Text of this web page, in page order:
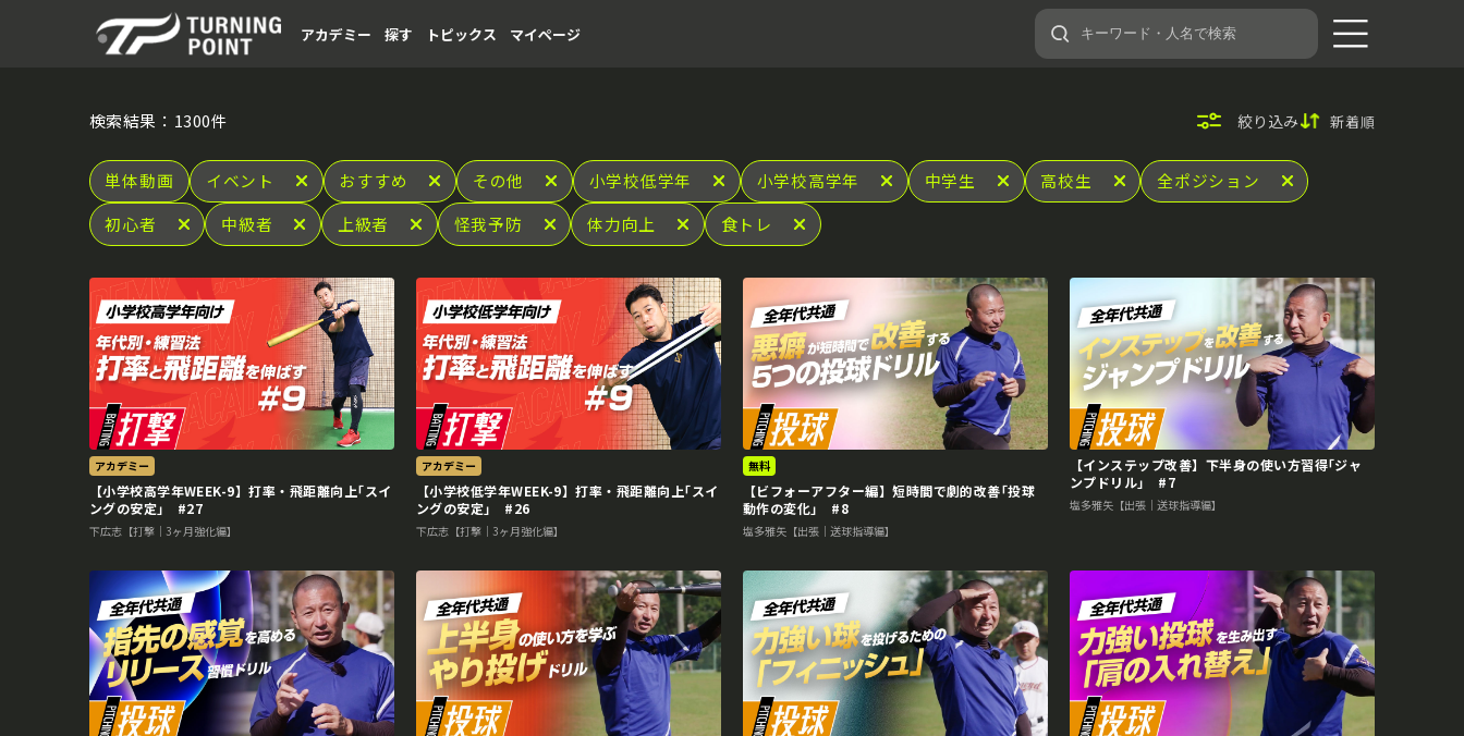
アカデミー 探す トピックス マイページ
検索結果：1300件 絞り込み 新着順
単体動画 イベント おすすめ その他 小学校低学年 小学校高学年 中学生 高校生
全ポジション
初心者
中級者 上級者 怪我予防 体力向上 食トレ
アカデミー
【小学校高学年WEEK-9】打率・飛距離向上｢スイ
ングの安定｣ #27
下広志【打撃｜3ヶ月強化編】
アカデミー
【小学校低学年WEEK-9】打率・飛距離向上｢スイ
ングの安定｣ #26
下広志【打撃｜3ヶ月強化編】
無料
【ビフォーアフター編】短時間で劇的改善｢投球
動作の変化｣ #8
塩多雅矢【出張｜送球指導編】
【インステップ改善】下半身の使い方習得｢ジャ
ンプドリル｣ #7
塩多雅矢【出張｜送球指導編】